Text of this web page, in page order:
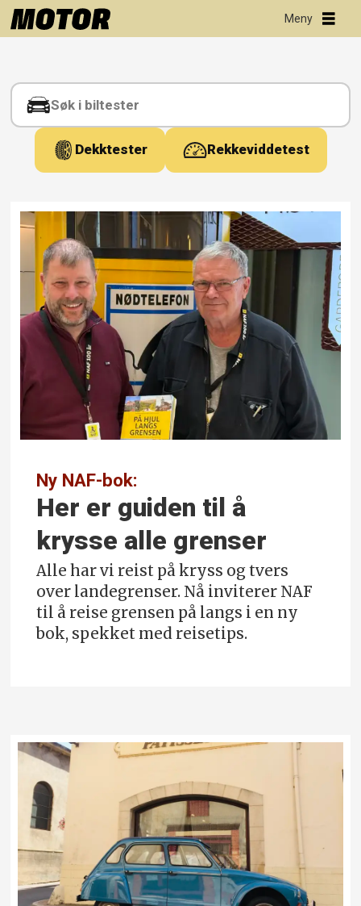
Tag:
reisetips
Dekktester Rekkeviddetest
Ny NAF-bok:
Her er guiden til å
krysse alle grenser
Alle har vi reist på kryss og tvers
over landegrenser. Nå inviterer NAF
til å reise grensen på langs i en ny
bok, spekket med reisetips.